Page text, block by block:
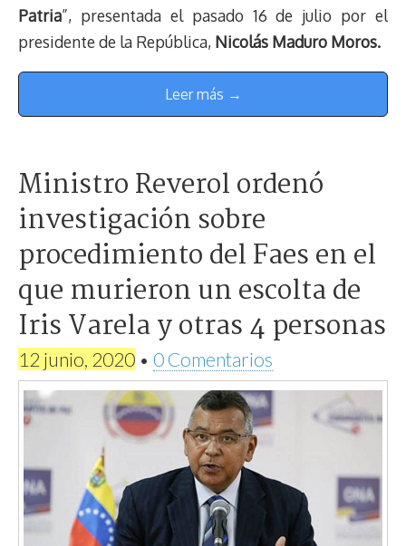
Patria”, presentada el pasado 16 de julio por el
presidente de la República, Nicolás Maduro Moros.
Leer más →
Ministro Reverol ordenó
investigación sobre
procedimiento del Faes en el
que murieron un escolta de
Iris Varela y otras 4 personas
12 junio, 2020 • 0 Comentarios